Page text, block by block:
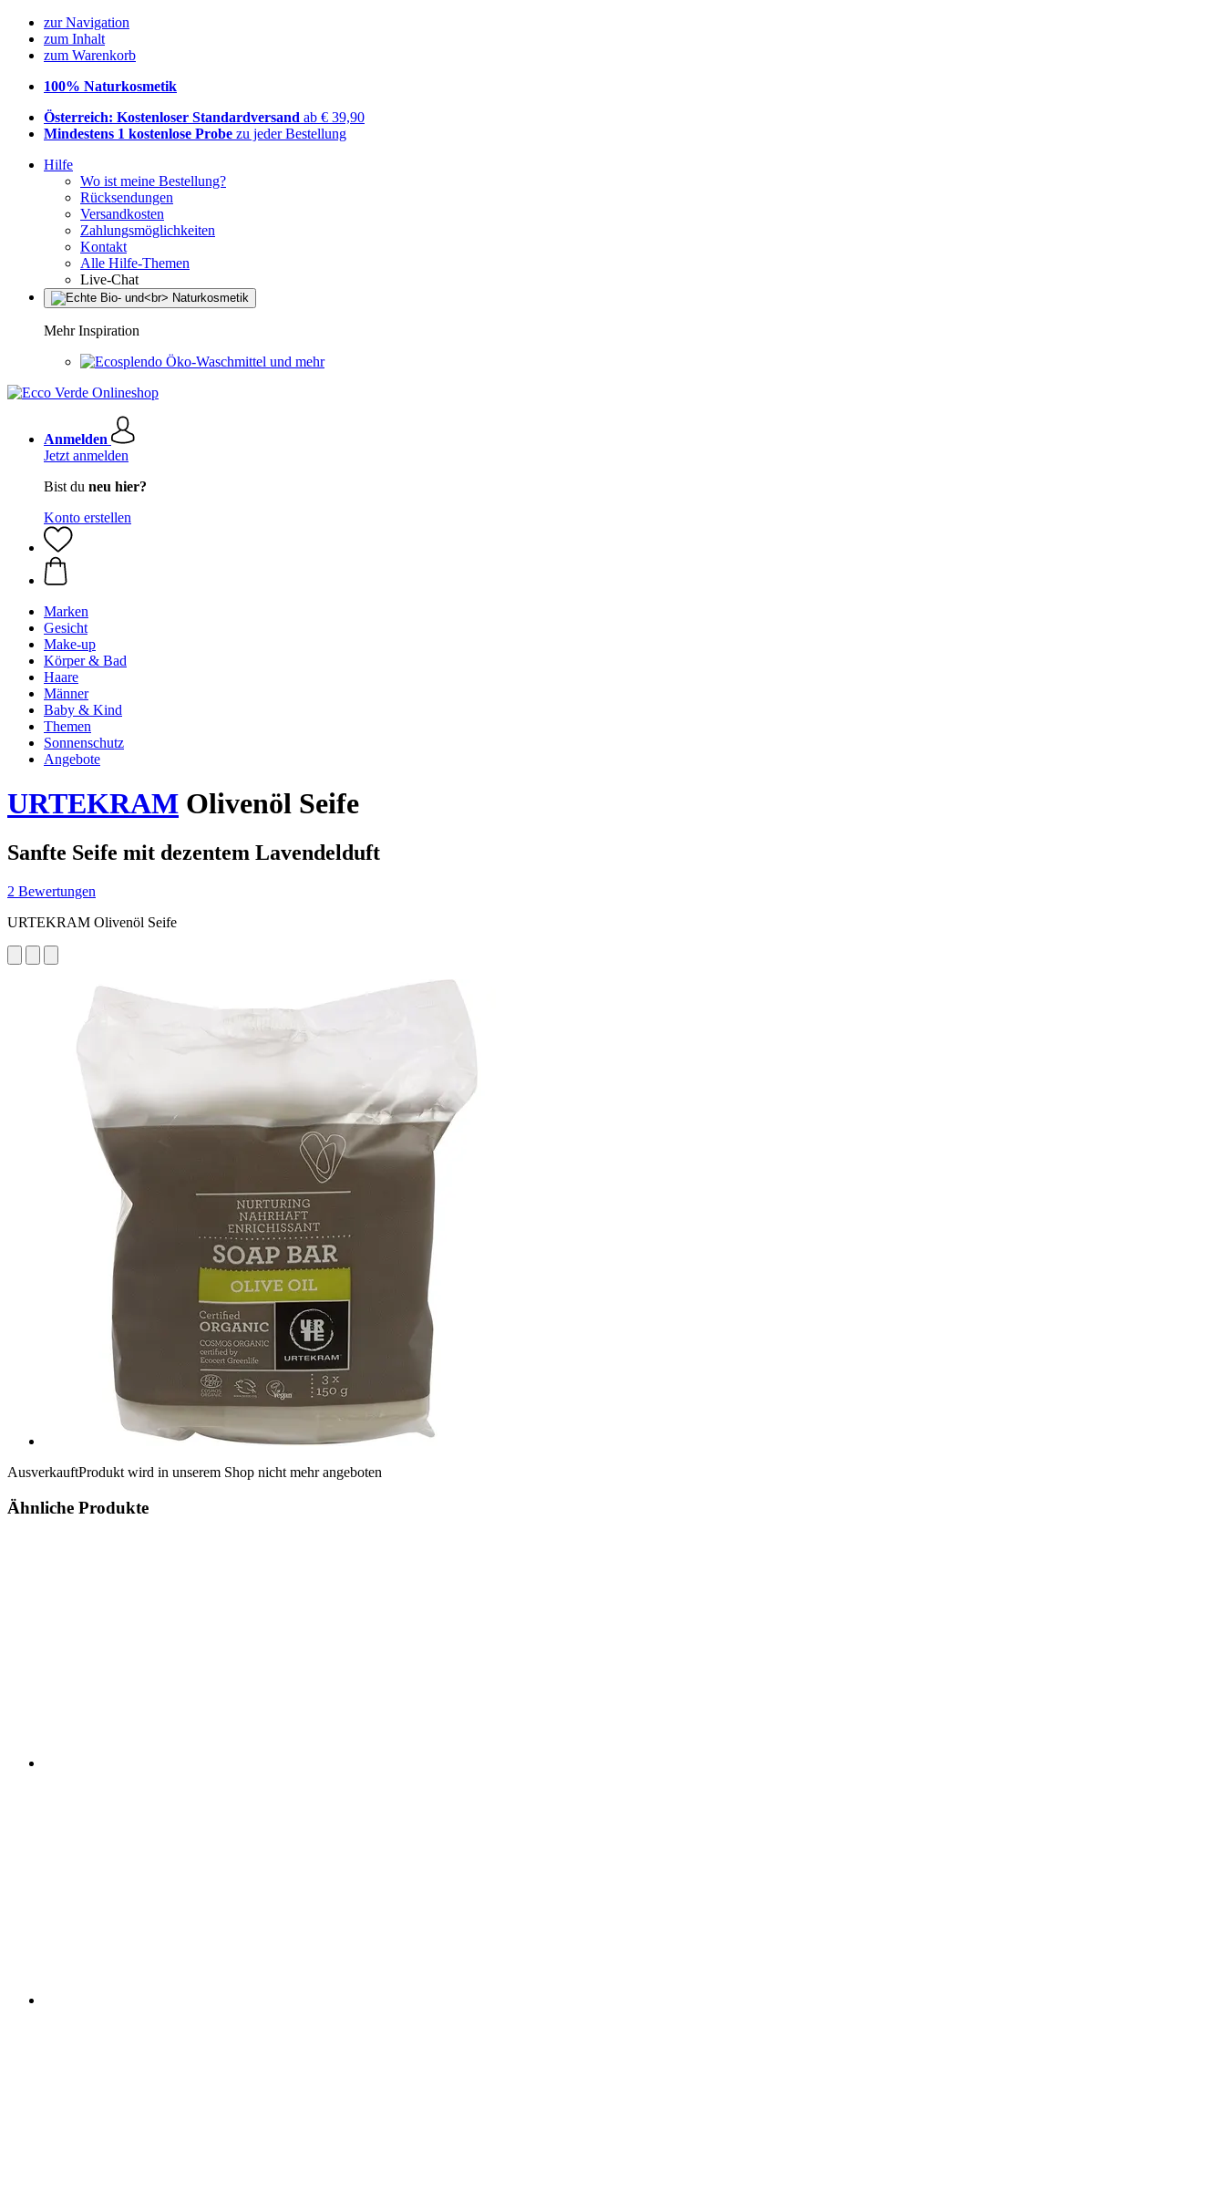
zur Navigation
zum Inhalt
zum Warenkorb
100% Naturkosmetik
Österreich: Kostenloser Standardversand ab € 39,90
Mindestens 1 kostenlose Probe zu jeder Bestellung
Hilfe
Wo ist meine Bestellung?
Rücksendungen
Versandkosten
Zahlungsmöglichkeiten
Kontakt
Alle Hilfe-Themen
Live-Chat
Mehr Inspiration
Öko-Waschmittel und mehr
Anmelden
Jetzt anmelden
Bist du neu hier?
Konto erstellen
Marken
Gesicht
Make-up
Körper & Bad
Haare
Männer
Baby & Kind
Themen
Sonnenschutz
Angebote
URTEKRAM Olivenöl Seife
Sanfte Seife mit dezentem Lavendelduft
2 Bewertungen
URTEKRAM Olivenöl Seife
AusverkauftProdukt wird in unserem Shop nicht mehr angeboten
Ähnliche Produkte